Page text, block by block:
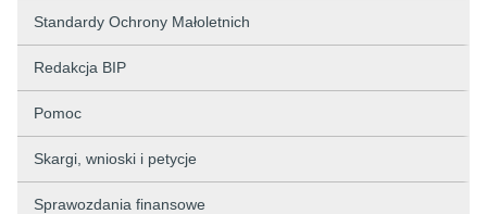
Standardy Ochrony Małoletnich
Redakcja BIP
Pomoc
Skargi, wnioski i petycje
Sprawozdania finansowe